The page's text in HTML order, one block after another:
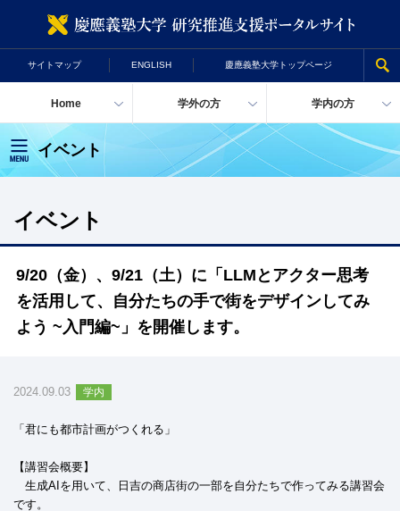
サイトマップ ENGLISH 慶應義塾大学トップページ
Home 学外の方 学内の方
イベント
9/20（金）、9/21（土）に「LLMとアクター思考
を活用して、自分たちの手で街をデザインしてみ
よう ~入門編~」を開催します。
2024.09.03 学内
「君にも都市計画がつくれる」
【講習会概要】
生成AIを用いて、日吉の商店街の一部を自分たちで作ってみる講習会
です。
イベント